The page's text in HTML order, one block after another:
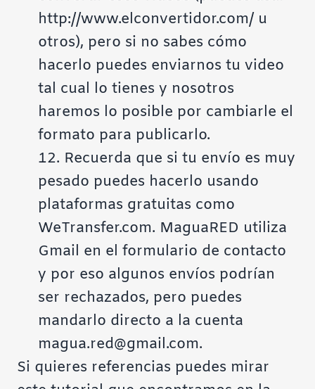
http://www.elconvertidor.com/ u
otros), pero si no sabes cómo
hacerlo puedes enviarnos tu video
tal cual lo tienes y nosotros
haremos lo posible por cambiarle el
formato para publicarlo.
12. Recuerda que si tu envío es muy
pesado puedes hacerlo usando
plataformas gratuitas como
WeTransfer.com. MaguaRED utiliza
Gmail en el formulario de contacto
y por eso algunos envíos podrían
ser rechazados, pero puedes
mandarlo directo a la cuenta
magua.red@gmail.com.
Si quieres referencias puedes mirar